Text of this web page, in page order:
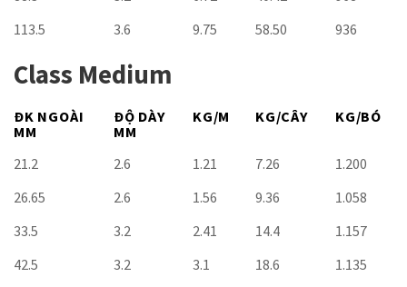
113.5
3.6 9.75 58.50 936
Class Medium
ĐK NGOÀI
MM
ĐỘ DÀY
MM
KG/M KG/CÂY KG/BÓ
21.2 2.6 1.21 7.26
1.200
26.65
2.6 1.56 9.36
1.058
33.5
3.2 2.41 14.4
1.157
42.5
3.2 3.1 18.6
1.135